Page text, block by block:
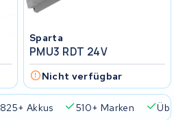
Sparta
PMU3 RDT 24V
Nicht verfügbar
825+ Akkus 510+ Marken